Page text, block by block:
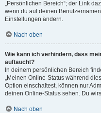
„Persönlichen Bereich“; der Link
wenn du auf deinen
Einstellungen ändern.
Nach oben
Wie kann ich verhindern, dass
auftaucht?
In deinem persönlichen Bereich
„Meinen Online-Status während
Option einschaltest, können nur
deinen Online-Status sehen. Du
Nach oben